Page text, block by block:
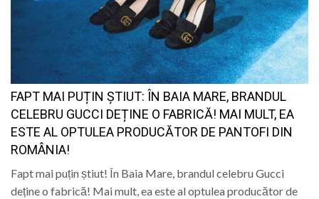
FAPT MAI PUȚIN ȘTIUT: ÎN BAIA MARE, BRANDUL
CELEBRU GUCCI DEȚINE O FABRICĂ! MAI MULT, EA
ESTE AL OPTULEA PRODUCĂTOR DE PANTOFI DIN
ROMÂNIA!
Fapt mai puțin știut! În Baia Mare, brandul celebru Gucci
deține o fabrică! Mai mult, ea este al optulea producător de